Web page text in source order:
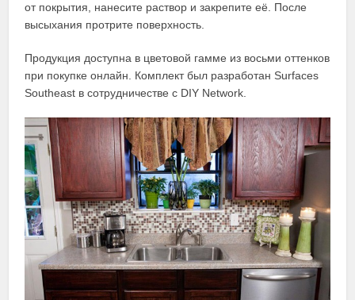
от покрытия, нанесите раствор и закрепите её. После
высыхания протрите поверхность.
Продукция доступна в цветовой гамме из восьми оттенков
при покупке онлайн. Комплект был разработан Surfaces
Southeast в сотрудничестве с DIY Network.